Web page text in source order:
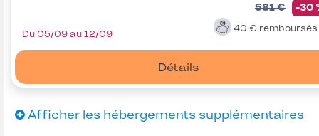
581 € -30
40 € remboursés
Détails
Du 05/09 au 12/09
Afficher les hébergements supplémentaires